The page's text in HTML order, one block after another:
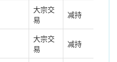
大宗交
易
减持
大宗交
易
减持